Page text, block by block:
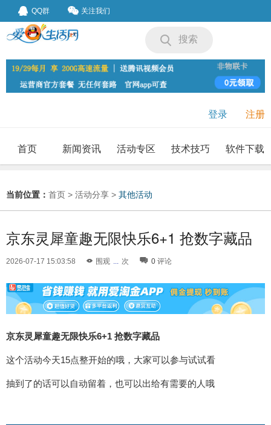
QQ群 关注我们
搜索
登录 注册
首页 新闻资讯 活动专区 技术技巧 软件下载
当前位置： 首页 > 活动分享 > 其他活动
京东灵犀童趣无限快乐6+1 抢数字藏品
2026-07-17 15:03:58 围观 ... 次 0 评论
京东灵犀童趣无限快乐6+1 抢数字藏品
这个活动今天15点整开始的哦，大家可以参与试试看
抽到了的话可以自动留着，也可以出给有需要的人哦